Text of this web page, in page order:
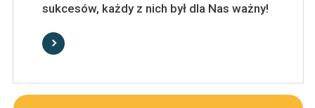
sukcesów, każdy z nich był dla Nas ważny!